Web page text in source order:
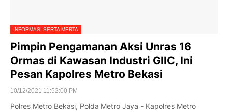
INFORMASI SERTA MERTA
Pimpin Pengamanan Aksi Unras 16
Ormas di Kawasan Industri GIIC, Ini
Pesan Kapolres Metro Bekasi
10/12/2021 11:52:00 PM
Polres Metro Bekasi, Polda Metro Jaya - Kapolres Metro